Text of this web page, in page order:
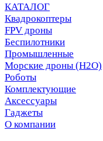
КАТАЛОГ
Квадрокоптеры
FPV дроны
Беспилотники
Промышленные
Морские дроны (H2O)
Роботы
Комплектующие
Аксессуары
Гаджеты
О компании